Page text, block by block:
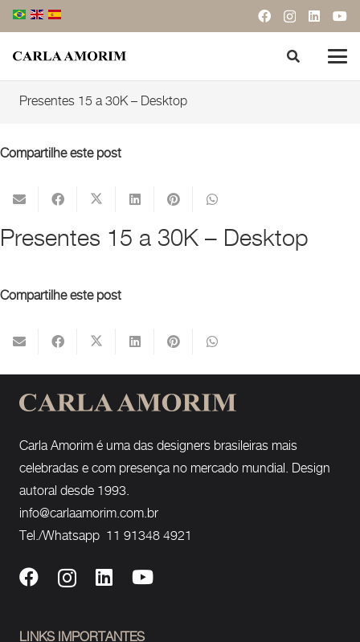
Presentes 15 a 30K – Desktop
Compartilhe este post
Presentes 15 a 30K – Desktop
Compartilhe este post
Carla Amorim é uma das designers brasileiras mais
celebradas e com presença no mercado mundial. Design
autoral desde 1993.
info@carlaamorim.com.br
Tel./Whatsapp 11 91348 4921
LINKS IMPORTANTES